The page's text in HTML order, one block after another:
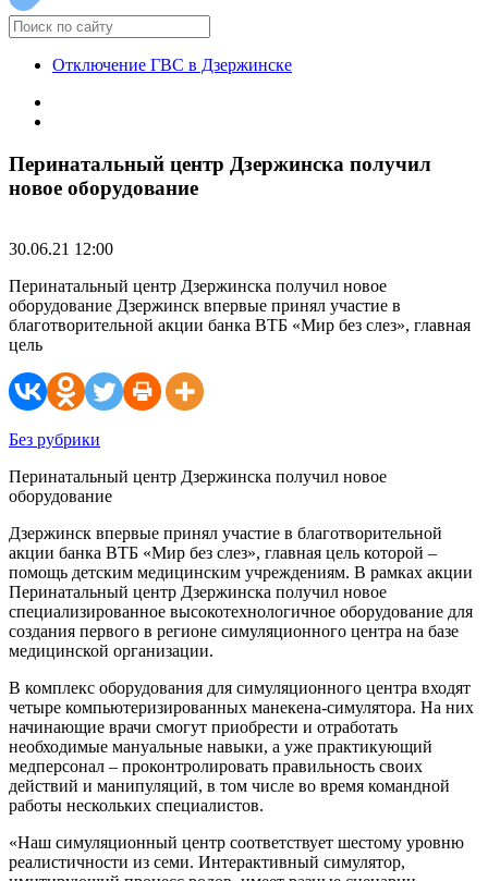
Отключение ГВС в Дзержинске
Перинатальный центр Дзержинска получил
новое оборудование
30.06.21 12:00
Перинатальный центр Дзержинска получил новое
оборудование Дзержинск впервые принял участие в
благотворительной акции банка ВТБ «Мир без слез», главная
цель
Без рубрики
Перинатальный центр Дзержинска получил новое
оборудование
Дзержинск впервые принял участие в благотворительной
акции банка ВТБ «Мир без слез», главная цель которой –
помощь детским медицинским учреждениям. В рамках акции
Перинатальный центр Дзержинска получил новое
специализированное высокотехнологичное оборудование для
создания первого в регионе симуляционного центра на базе
медицинской организации.
В комплекс оборудования для симуляционного центра входят
четыре компьютеризированных манекена-симулятора. На них
начинающие врачи смогут приобрести и отработать
необходимые мануальные навыки, а уже практикующий
медперсонал – проконтролировать правильность своих
действий и манипуляций, в том числе во время командной
работы нескольких специалистов.
«Наш симуляционный центр соответствует шестому уровню
реалистичности из семи. Интерактивный симулятор,